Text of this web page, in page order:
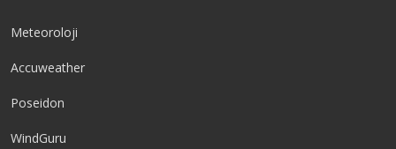
Meteoroloji
Accuweather
Poseidon
WindGuru